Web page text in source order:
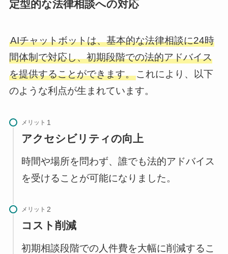
定型的な法律相談への対応
AIチャットボットは、基本的な法律相談に24時
間体制で対応し、初期段階での法的アドバイス
を提供することができます。これにより、以下
のような利点が生まれています。
メリット
アクセシビリティの向上
時間や場所を問わず、誰でも法的アドバイス
を受けることが可能になりました。
メリット
コスト削減
初期相談段階での人件費を大幅に削減するこ